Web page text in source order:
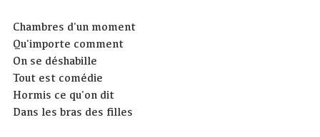
Chambres d'un moment
Qu'importe comment
On se déshabille
Tout est comédie
Hormis ce qu'on dit
Dans les bras des filles